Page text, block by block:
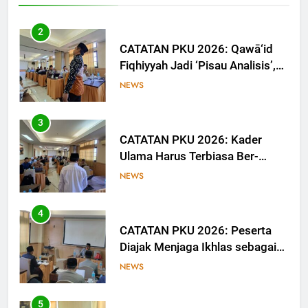
2
CATATAN PKU 2026: Qawā‘id
Fiqhiyyah Jadi ‘Pisau Analisis’,
Anggota PKU Hadapi Persoalan
NEWS
3
CATATAN PKU 2026: Kader
Ulama Harus Terbiasa Ber-
Munāẓarah
NEWS
4
CATATAN PKU 2026: Peserta
Diajak Menjaga Ikhlas sebagai
Ruh Ibadah
NEWS
5